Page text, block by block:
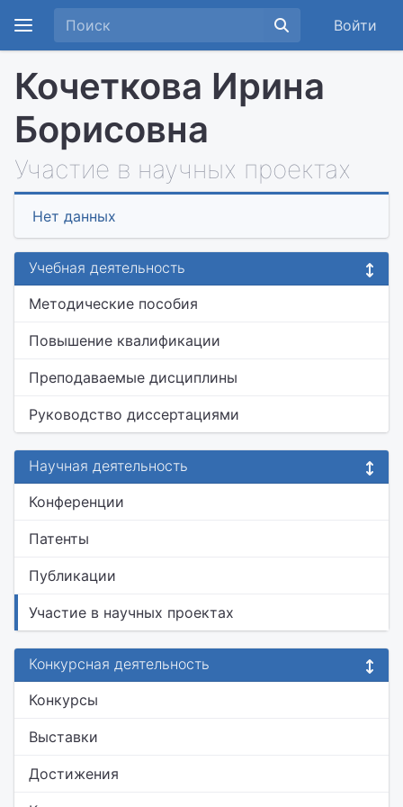
Войти
Кочеткова Ирина
Борисовна
Участие в научных проектах
Нет данных
Учебная деятельность
Методические пособия
Повышение квалификации
Преподаваемые дисциплины
Руководство диссертациями
Научная деятельность
Конференции
Патенты
Публикации
Участие в научных проектах
Конкурсная деятельность
Конкурсы
Выставки
Достижения